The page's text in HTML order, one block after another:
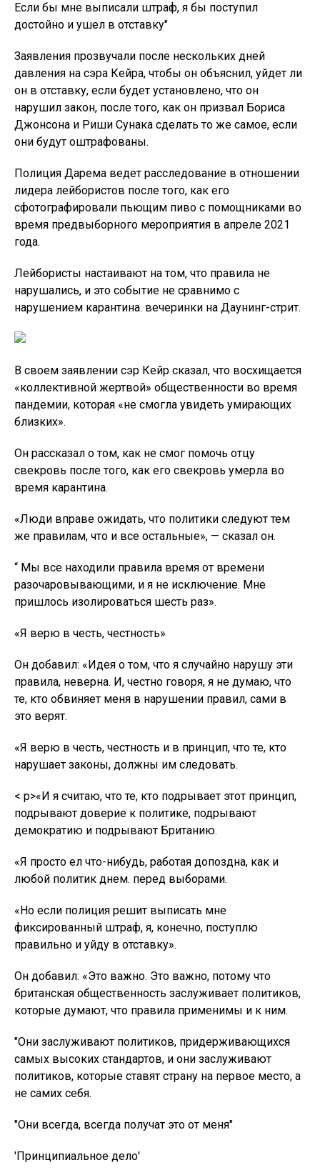
Если бы мне выписали штраф, я бы поступил
достойно и ушел в отставку"
Заявления прозвучали после нескольких дней
давления на сэра Кейра, чтобы он объяснил, уйдет ли
он в отставку, если будет установлено, что он
нарушил закон, после того, как он призвал Бориса
Джонсона и Риши Сунака сделать то же самое, если
они будут оштрафованы.
Полиция Дарема ведет расследование в отношении
лидера лейбористов после того, как его
сфотографировали пьющим пиво с помощниками во
время предвыборного мероприятия в апреле 2021
года.
Лейбористы настаивают на том, что правила не
нарушались, и это событие не сравнимо с
нарушением карантина. вечеринки на Даунинг-стрит.
В своем заявлении сэр Кейр сказал, что восхищается
«коллективной жертвой» общественности во время
пандемии, которая «не смогла увидеть умирающих
близких».
Он рассказал о том, как не смог помочь отцу
свекровь после того, как его свекровь умерла во
время карантина.
«Люди вправе ожидать, что политики следуют тем
же правилам, что и все остальные», — сказал он.
“ Мы все находили правила время от времени
разочаровывающими, и я не исключение. Мне
пришлось изолироваться шесть раз».
«Я верю в честь, честность»
Он добавил: «Идея о том, что я случайно нарушу эти
правила, неверна. И, честно говоря, я не думаю, что
те, кто обвиняет меня в нарушении правил, сами в
это верят.
«Я верю в честь, честность и в принцип, что те, кто
нарушает законы, должны им следовать.
< p>«И я считаю, что те, кто подрывает этот принцип,
подрывают доверие к политике, подрывают
демократию и подрывают Британию.
«Я просто ел что-нибудь, работая допоздна, как и
любой политик днем. перед выборами.
«Но если полиция решит выписать мне
фиксированный штраф, я, конечно, поступлю
правильно и уйду в отставку».
Он добавил: «Это важно. Это важно, потому что
британская общественность заслуживает политиков,
которые думают, что правила применимы и к ним.
"Они заслуживают политиков, придерживающихся
самых высоких стандартов, и они заслуживают
политиков, которые ставят страну на первое место, а
не самих себя.
"Они всегда, всегда получат это от меня"
'Принципиальное дело'